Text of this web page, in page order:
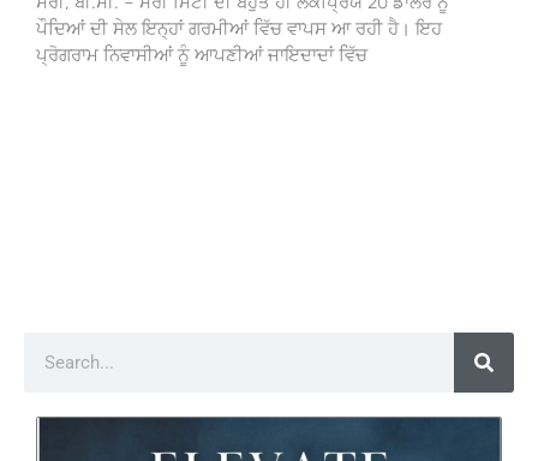
ਪੌਦਿਆਂ ਦੀ ਸੇਲ ਇਨ੍ਹਾਂ ਗਰਮੀਆਂ ਵਿੱਚ ਵਾਪਸ ਆ ਰਹੀ ਹੈ। ਇਹ
ਪ੍ਰੋਗਰਾਮ ਨਿਵਾਸੀਆਂ ਨੂੰ ਆਪਣੀਆਂ ਜਾਇਦਾਦਾਂ ਵਿੱਚ